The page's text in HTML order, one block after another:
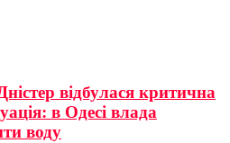
відбулася критична
в Одесі влада
воду